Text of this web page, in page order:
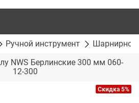
Ручной инструмент
Шарнирно-
NWS Берлинские 300 мм 060-
12-300
Скидка 5%